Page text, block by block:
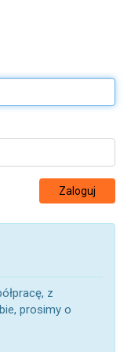
Zaloguj
z
prosimy o